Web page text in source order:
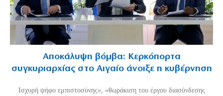
Αποκάλυψη βόμβα: Κερκόπορτα
συγκυριαρχίας στο Αιγαίο άνοιξε η κυβέρνηση
Ισχυρή ψήφο εμπιστοσύνης», «θωράκιση του έργου διασύνδεσης